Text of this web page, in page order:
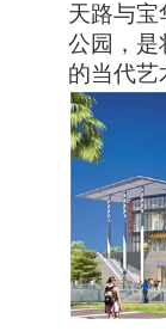
天路与宝
公园，是
的当代艺